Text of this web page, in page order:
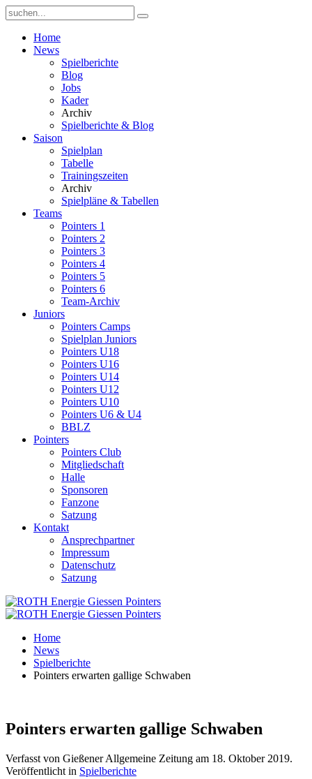
Home
News
Spielberichte
Blog
Jobs
Kader
Archiv
Spielberichte & Blog
Saison
Spielplan
Tabelle
Trainingszeiten
Archiv
Spielpläne & Tabellen
Teams
Pointers 1
Pointers 2
Pointers 3
Pointers 4
Pointers 5
Pointers 6
Team-Archiv
Juniors
Pointers Camps
Spielplan Juniors
Pointers U18
Pointers U16
Pointers U14
Pointers U12
Pointers U10
Pointers U6 & U4
BBLZ
Pointers
Pointers Club
Mitgliedschaft
Halle
Sponsoren
Fanzone
Satzung
Kontakt
Ansprechpartner
Impressum
Datenschutz
Satzung
Home
News
Spielberichte
Pointers erwarten gallige Schwaben
Pointers erwarten gallige Schwaben
Verfasst von Gießener Allgemeine Zeitung am 18. Oktober 2019.
Veröffentlicht in Spielberichte